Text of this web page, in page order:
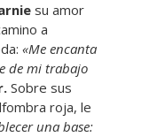
su amor
a
«Me encanta
de mi trabajo
Sobre sus
roja, le
una base: